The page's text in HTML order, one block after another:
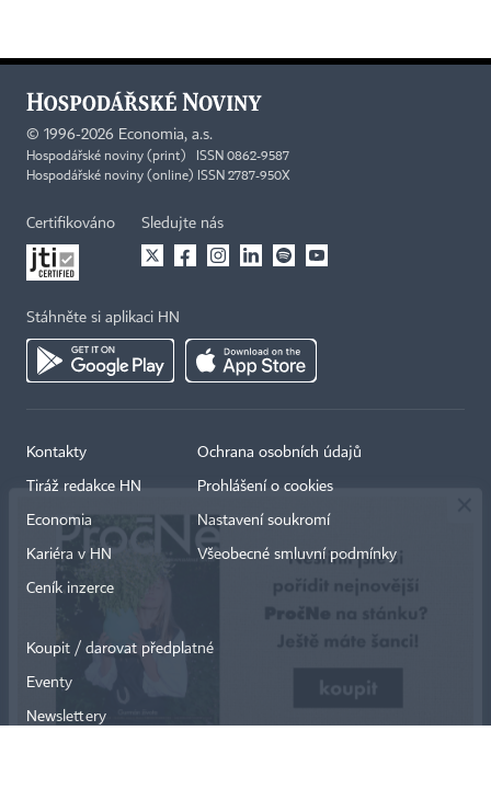
© 1996-2026 Economia, a.s.
Hospodářské noviny (print) ISSN 0862-9587
Hospodářské noviny (online) ISSN 2787-950X
Certifikováno Sledujte nás
Stáhněte si aplikaci HN
Kontakty
Tiráž redakce HN
Economia
Kariéra v HN
Ceník inzerce
Ochrana osobních údajů
Prohlášení o cookies
Nastavení soukromí
Všeobecné smluvní podmínky
Koupit / darovat předplatné
Eventy
Newslettery